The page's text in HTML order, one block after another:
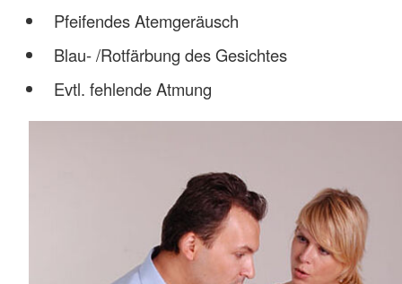
Pfeifendes Atemgeräusch
Blau- /Rotfärbung des Gesichtes
Evtl. fehlende Atmung